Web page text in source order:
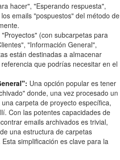
hacer", "Esperando respuesta",
emails "pospuestos" del método de
"Proyectos" (con subcarpetas para
"Información General",
están destinadas a almacenar
que podrías necesitar en el
Una opción popular es tener
donde, una vez procesado un
carpeta de proyecto específica,
Con las potentes capacidades de
emails archivados es trivial,
una estructura de carpetas
simplificación es clave para la